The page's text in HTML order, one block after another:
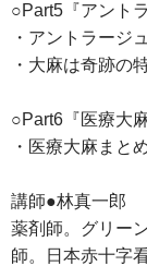
○Part5『アント
・アントラージ
・大麻は奇跡の
○Part6『医療大
・医療大麻まと
講師●林真一郎
薬剤師。グリー
師。日本赤十字